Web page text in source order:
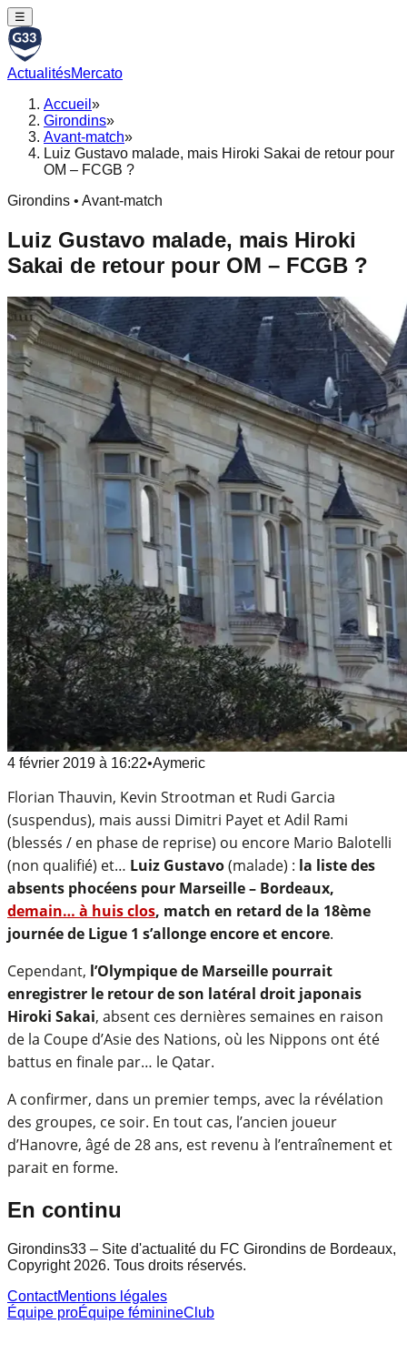
☰
ActualitésMercato
Accueil »
Girondins»
Avant-match»
Luiz Gustavo malade, mais Hiroki Sakai de retour pour
OM – FCGB ?
Girondins • Avant-match
Luiz Gustavo malade, mais Hiroki
Sakai de retour pour OM – FCGB ?
4 février 2019 à 16:22•Aymeric
Florian Thauvin, Kevin Strootman et Rudi Garcia
(suspendus), mais aussi Dimitri Payet et Adil Rami
(blessés / en phase de reprise) ou encore Mario Balotelli
(non qualifié) et… Luiz Gustavo(malade) : la liste des
absents phocéens pour Marseille – Bordeaux,
demain… à huis clos, match en retard de la 18ème
journée de Ligue 1 s’allonge encore et encore.
Cependant, l’Olympique de Marseille pourrait
enregistrer le retour de son latéral droit japonais
Hiroki Sakai, absent ces dernières semaines en raison
de la Coupe d’Asie des Nations, où les Nippons ont été
battus en finale par… le Qatar.
A confirmer, dans un premier temps, avec la révélation
des groupes, ce soir. En tout cas, l’ancien joueur
d’Hanovre, âgé de 28 ans, est revenu à l’entraînement et
parait en forme.
En continu
Girondins33 – Site d'actualité du FC Girondins de Bordeaux,
Copyright 2026. Tous droits réservés.
ContactMentions légales
Équipe proÉquipe féminineClub